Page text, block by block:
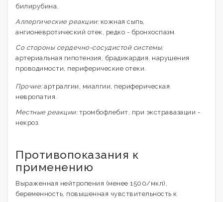
билирубина.
Аллергические реакции:кожная сыпь,
ангионевротический отек, редко - бронхоспазм.
Со стороны сердечно-сосудистой системы:
артериальная гипотензия, брадикардия, нарушения
проводимости, периферические отеки.
Прочие:артралгии, миалгии, периферическая
невропатия.
Местные реакции:тромбофлебит, при экстравазации -
некроз.
Противопоказания к
применению
Выраженная нейтропения (менее 1500/мкл),
беременность, повышенная чувствительность к